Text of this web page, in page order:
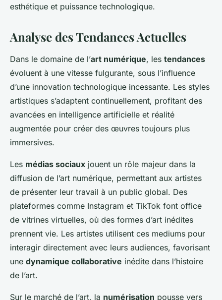
esthétique et puissance technologique.
Analyse des Tendances Actuelles
Dans le domaine de l’art numérique, les tendances
évoluent à une vitesse fulgurante, sous l’influence
d’une innovation technologique incessante. Les styles
artistiques s’adaptent continuellement, profitant des
avancées en intelligence artificielle et réalité
augmentée pour créer des œuvres toujours plus
immersives.
Les médias sociaux jouent un rôle majeur dans la
diffusion de l’art numérique, permettant aux artistes
de présenter leur travail à un public global. Des
plateformes comme Instagram et TikTok font office
de vitrines virtuelles, où des formes d’art inédites
prennent vie. Les artistes utilisent ces mediums pour
interagir directement avec leurs audiences, favorisant
une dynamique collaborative inédite dans l’histoire
de l’art.
Sur le marché de l’art, la numérisation pousse vers